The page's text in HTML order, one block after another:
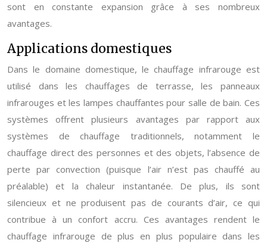
sont en constante expansion grâce à ses nombreux
avantages.
Applications domestiques
Dans le domaine domestique, le chauffage infrarouge est
utilisé dans les chauffages de terrasse, les panneaux
infrarouges et les lampes chauffantes pour salle de bain. Ces
systèmes offrent plusieurs avantages par rapport aux
systèmes de chauffage traditionnels, notamment le
chauffage direct des personnes et des objets, l’absence de
perte par convection (puisque l’air n’est pas chauffé au
préalable) et la chaleur instantanée. De plus, ils sont
silencieux et ne produisent pas de courants d’air, ce qui
contribue à un confort accru. Ces avantages rendent le
chauffage infrarouge de plus en plus populaire dans les